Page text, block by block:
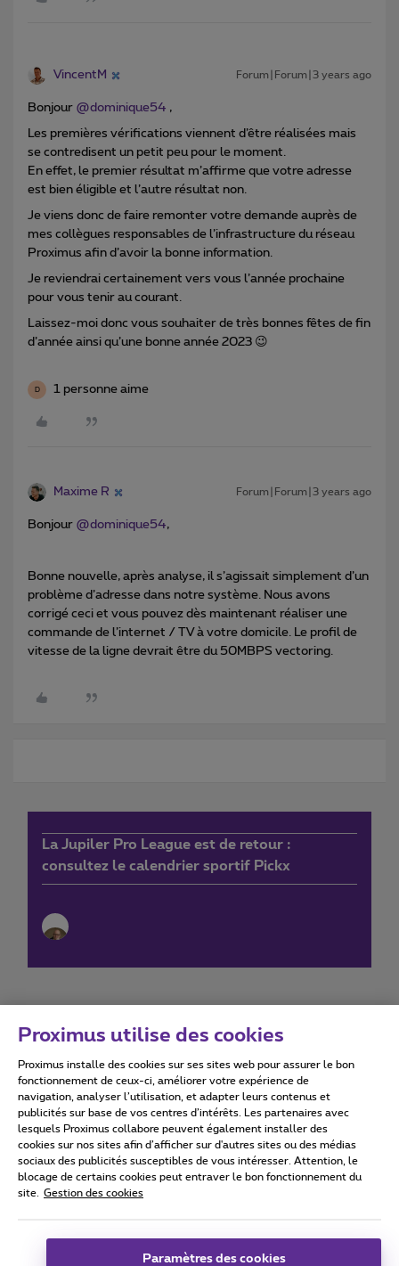
VincentM Forum|Forum|3 years ago
Bonjour @dominique54 ,
Les premières vérifications viennent d’être réalisées mais
se contredisent un petit peu pour le moment.
En effet, le premier résultat m’affirme que votre adresse
est bien éligible et l’autre résultat non.
Je viens donc de faire remonter votre demande auprès de
mes collègues responsables de l’infrastructure du réseau
Proximus afin d’avoir la bonne information.
Je reviendrai certainement vers vous l’année prochaine
pour vous tenir au courant.
Laissez-moi donc vous souhaiter de très bonnes fêtes de fin
d’année ainsi qu’une bonne année 2023 😉
D 1 personne aime
Maxime R Forum|Forum|3 years ago
Bonjour @dominique54,
Bonne nouvelle, après analyse, il s’agissait simplement d’un
problème d’adresse dans notre système. Nous avons
corrigé ceci et vous pouvez dès maintenant réaliser une
commande de l’internet / TV à votre domicile. Le profil de
vitesse de la ligne devrait être du 50MBPS vectoring.
La Jupiler Pro League est de retour :
consultez le calendrier sportif Pickx
Conditions d'utilisation Accessibility statement
Tous droits réservés. © 2026 Proximus
Conditions générales, info consommateur
Coordonnées de l’entreprise
Proximus utilise des cookies
Proximus installe des cookies sur ses sites web pour assurer le bon
fonctionnement de ceux-ci, améliorer votre expérience de
navigation, analyser l’utilisation, et adapter leurs contenus et
publicités sur base de vos centres d’intérêts. Les partenaires avec
lesquels Proximus collabore peuvent également installer des
cookies sur nos sites afin d’afficher sur d'autres sites ou des médias
sociaux des publicités susceptibles de vous intéresser. Attention, le
blocage de certains cookies peut entraver le bon fonctionnement du
site.
Gestion des cookies
Paramètres des cookies